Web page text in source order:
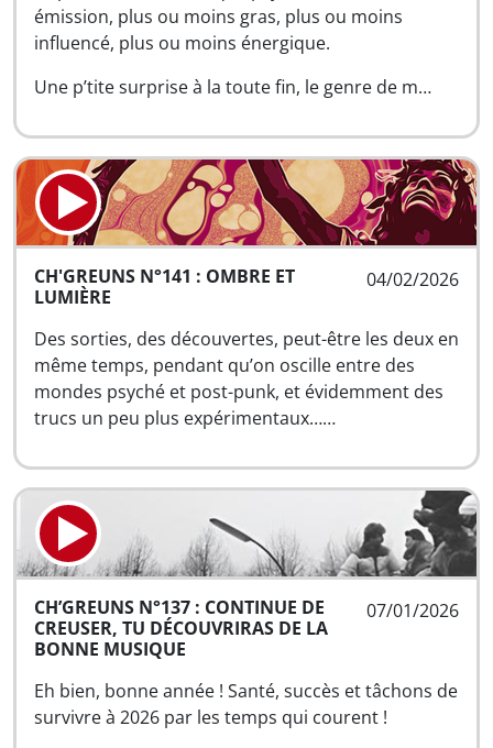
émission, plus ou moins gras, plus ou moins
influencé, plus ou moins énergique.
Une p’tite surprise à la toute fin, le genre de m…
04/02/2026
CH'GREUNS N°141 : OMBRE ET
LUMIÈRE
Des sorties, des découvertes, peut-être les deux en
même temps, pendant qu’on oscille entre des
mondes psyché et post-punk, et évidemment des
trucs un peu plus expérimentaux……
07/01/2026
CH’GREUNS N°137 : CONTINUE DE
CREUSER, TU DÉCOUVRIRAS DE LA
BONNE MUSIQUE
Eh bien, bonne année ! Santé, succès et tâchons de
survivre à 2026 par les temps qui courent !